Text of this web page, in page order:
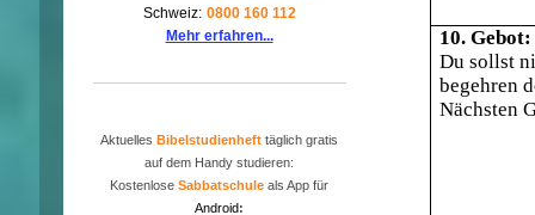
10. Gebot:
Du sollst
begehren
Nächsten
Schweiz: 0800 160 112
Mehr erfahren...
AktuellesBibelstudienheft täglich gratis
auf dem Handy studieren:
KostenloseSabbatschule als App für
Android: